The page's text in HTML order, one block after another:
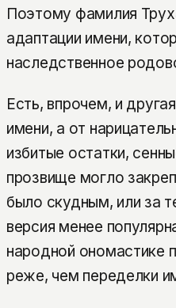
Поэтому фамилия
адаптации имени,
наследственное
Есть, впрочем, и
имени, а от
избитые остатки,
прозвище могло
было скудным, или за
версия менее
народной ономастике
реже, чем переделки